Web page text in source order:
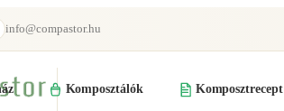
info@compastor.hu
Komposztálók Komposztrecept